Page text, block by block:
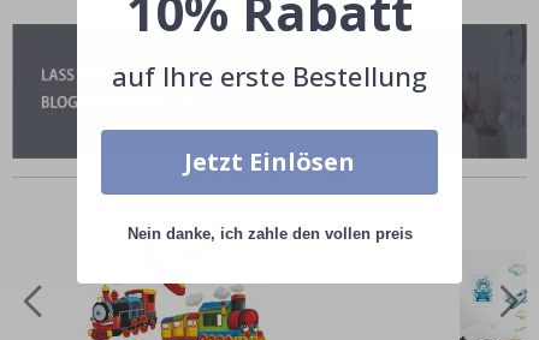
Ähnliche Produkte
auf Ihre erste Bestellung
Jetzt Einlösen
Nein danke, ich zahle den vollen preis